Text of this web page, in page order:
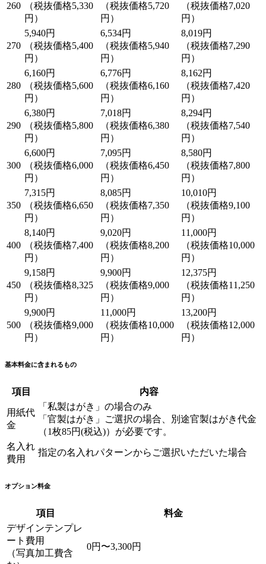
260
（税抜価格5,330
円）
（税抜価格5,720
円）
（税抜価格7,020
円）
270
5,940円
（税抜価格5,400
円）
6,534円
（税抜価格5,940
円）
8,019円
（税抜価格7,290
円）
280
6,160円
（税抜価格5,600
円）
6,776円
（税抜価格6,160
円）
8,162円
（税抜価格7,420
円）
290
6,380円
（税抜価格5,800
円）
7,018円
（税抜価格6,380
円）
8,294円
（税抜価格7,540
円）
300
6,600円
（税抜価格6,000
円）
7,095円
（税抜価格6,450
円）
8,580円
（税抜価格7,800
円）
350
7,315円
（税抜価格6,650
円）
8,085円
（税抜価格7,350
円）
10,010円
（税抜価格9,100
円）
400
8,140円
（税抜価格7,400
円）
9,020円
（税抜価格8,200
円）
11,000円
（税抜価格10,000
円）
450
9,158円
（税抜価格8,325
円）
9,900円
（税抜価格9,000
円）
12,375円
（税抜価格11,250
円）
500
9,900円
（税抜価格9,000
円）
11,000円
（税抜価格10,000
円）
13,200円
（税抜価格12,000
円）
基本料金に含まれるもの
項目 内容
用紙代
金
「私製はがき」の場合のみ
「官製はがき」ご選択の場合、別途官製はがき代金
（1枚85円(税込)）が必要です。
名入れ
費用
指定の名入れパターンからご選択いただいた場合
オプション料金
項目
料金
デザインテンプレ
ート費用
（写真加工費含
0円〜3,300円